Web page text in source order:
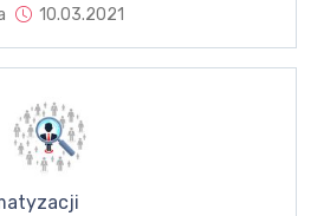
10.03.2021